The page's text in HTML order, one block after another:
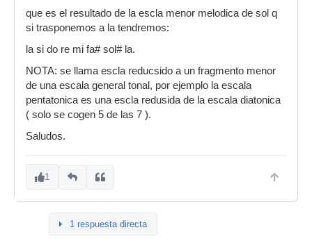
que es el resultado de la escla menor melodica de sol q
si trasponemos a la tendremos:
la si do re mi fa# sol# la.
NOTA: se llama escla reducsido a un fragmento menor
de una escala general tonal, por ejemplo la escala
pentatonica es una escla redusida de la escala diatonica
( solo se cogen 5 de las 7 ).
Saludos.
1
1 respuesta directa